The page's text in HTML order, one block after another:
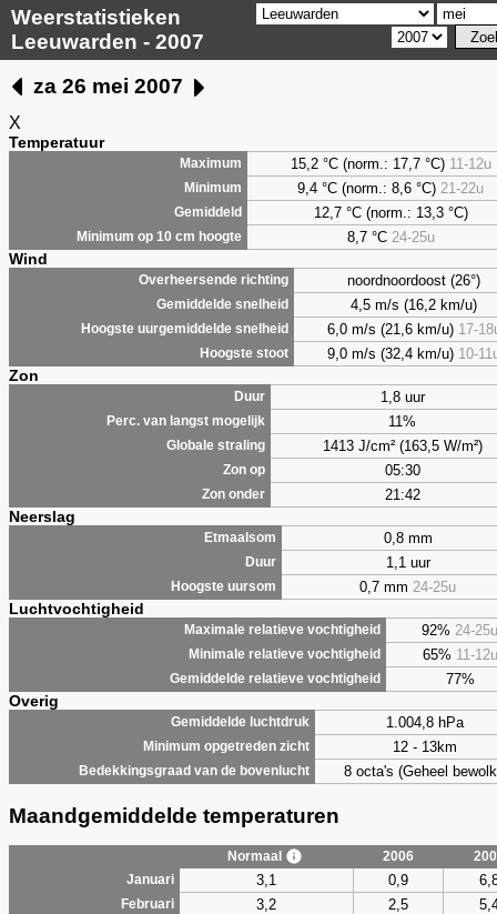
Weerstatistieken
Leeuwarden - 2007
za 26 mei 2007
X
Temperatuur
Maximum 15,2 °C (norm.: 17,7 °C) 11-12u
Minimum 9,4 °C (norm.: 8,6 °C) 21-22u
Gemiddeld 12,7 °C (norm.: 13,3 °C)
Minimum op 10 cm hoogte 8,7°C 24-25u
Wind
Overheersende richting noordnoordoost (26°)
Gemiddelde snelheid 4,5 m/s (16,2 km/u)
Hoogste uurgemiddelde snelheid 6,0 m/s (21,6 km/u) 17-
Hoogste stoot 9,0 m/s (32,4 km/u) 10-
Zon
Duur 1,8 uur
Perc. van langst mogelijk 11%
Globale straling 1413 J/cm² (163,5 W/m²)
Zon op 05:30
Zon onder 21:42
Neerslag
Etmaalsom 0,8 mm
Duur 1,1 uur
Hoogste uursom 0,7 mm 24-25u
Luchtvochtigheid
Maximale relatieve vochtigheid 92% 24-25u
Minimale relatieve vochtigheid 65% 11-12u
Gemiddelde relatieve vochtigheid 77%
Overig
Gemiddelde luchtdruk 1.004,8 hPa
Minimum opgetreden zicht 12 - 13km
Bedekkingsgraad van de bovenlucht 8 octa's (Geheel
Maandgemiddelde temperaturen
Normaal 2006
Januari
3,1 0,9
Februari 3,2 2,5